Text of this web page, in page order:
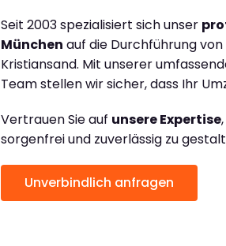
Seit 2003 spezialisiert sich unser
München auf die Durchführung
Kristiansand. Mit unserer
Team stellen wir sicher, dass Ihr
Vertrauen Sie auf unsere Expertise
sorgenfrei und zuverlässig zu
Unverbindlich anfragen